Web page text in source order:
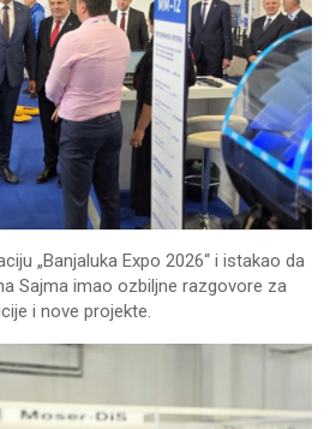
„Banjaluka Expo 2026“ i istakao da
Sajma imao ozbiljne razgovore za
i nove projekte.